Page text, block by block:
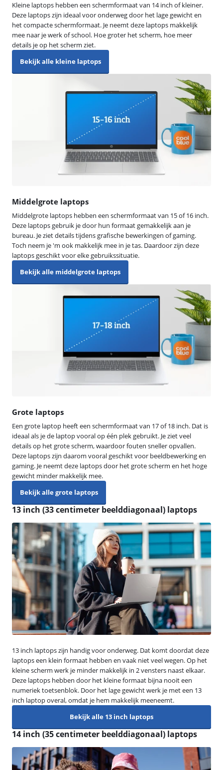
Kleine laptops hebben een schermformaat van 14 inch of kleiner.
Deze laptops zijn ideaal voor onderweg door het lage gewicht en
het compacte schermformaat. Je neemt deze laptops makkelijk
mee naar je werk of school. Hoe groter het scherm, hoe meer
details je op het scherm ziet.
Bekijk alle kleine laptops
Middelgrote laptops
Middelgrote laptops hebben een schermformaat van 15 of 16 inch.
Deze laptops gebruik je door hun formaat gemakkelijk aan je
bureau. Je ziet details tijdens grafische bewerkingen of gaming.
Toch neem je 'm ook makkelijk mee in je tas. Daardoor zijn deze
laptops geschikt voor elke gebruikssituatie.
Bekijk alle middelgrote laptops
Grote laptops
Een grote laptop heeft een schermformaat van 17 of 18 inch. Dat is
ideaal als je de laptop vooral op één plek gebruikt. Je ziet veel
details op het grote scherm, waardoor fouten sneller opvallen.
Deze laptops zijn daarom vooral geschikt voor beeldbewerking en
gaming. Je neemt deze laptops door het grote scherm en het hoge
gewicht minder makkelijk mee.
Bekijk alle grote laptops
13 inch (33 centimeter beelddiagonaal) laptops
13 inch laptops zijn handig voor onderweg. Dat komt doordat deze
laptops een klein formaat hebben en vaak niet veel wegen. Op het
kleine scherm werk je minder makkelijk in 2 vensters naast elkaar.
Deze laptops hebben door het kleine formaat bijna nooit een
numeriek toetsenblok. Door het lage gewicht werk je met een 13
inch laptop overal, omdat je hem makkelijk meeneemt.
Bekijk alle 13 inch laptops
14 inch (35 centimeter beelddiagonaal) laptops